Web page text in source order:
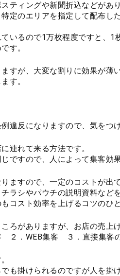
ティングや新聞折込などがあり
定のエリアを指定して配布し
いるので1万枚程度ですと、
す。
すが、大変な割りに効果が薄
す。
違反になりますので、気をつ
連れて来る方法です。
ですので、人によって集客効
ますので、一定のコストが出
ラシやパウチの説明資料など
コスト効率を上げるコツのひ
ろがありますが、お店の売上
２．WEB集客 ３．直接集客の
も掛けられるのですが人を掛